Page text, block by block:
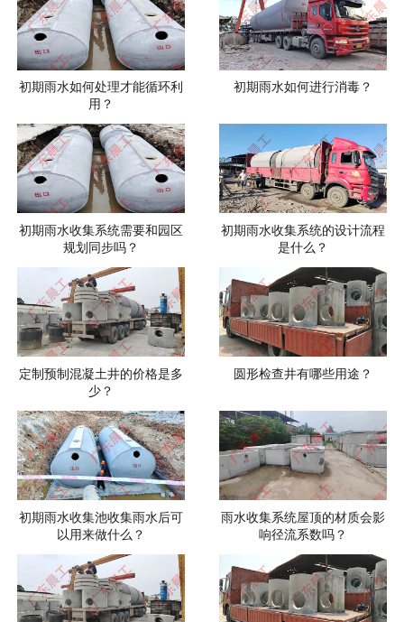
初期雨水如何处理才能循环利
用？
初期雨水如何进行消毒？
初期雨水收集系统需要和园区
规划同步吗？
初期雨水收集系统的设计流程
是什么？
定制预制混凝土井的价格是多
少？
圆形检查井有哪些用途？
初期雨水收集池收集雨水后可
以用来做什么？
雨水收集系统屋顶的材质会影
响径流系数吗？